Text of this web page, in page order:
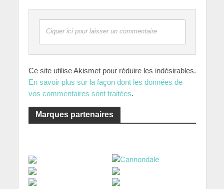
Ciquer ici pour laisser un commentaire
Ce site utilise Akismet pour réduire les indésirables.
En savoir plus sur la façon dont les données de
vos commentaires sont traitées.
Marques partenaires